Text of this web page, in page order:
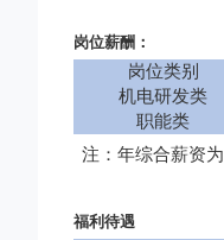
岗位薪酬：
岗位类别
机电研发类
职能类
注：年综合薪资为
福利待遇